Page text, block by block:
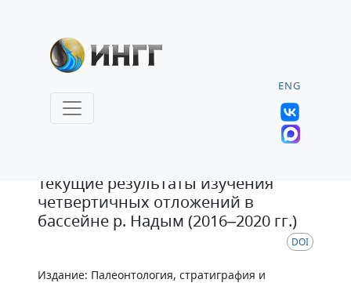
ENG
Текущие результаты изучения
четвертичных отложений в
бассейне р. Надым (2016–2020 гг.)
DOI
Издание: Палеонтология, стратиграфия и